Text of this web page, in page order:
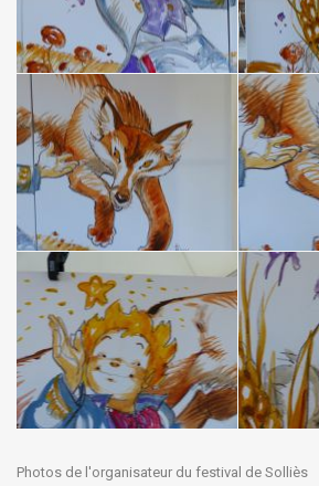
Photos de l'organisateur du festival de Solliès